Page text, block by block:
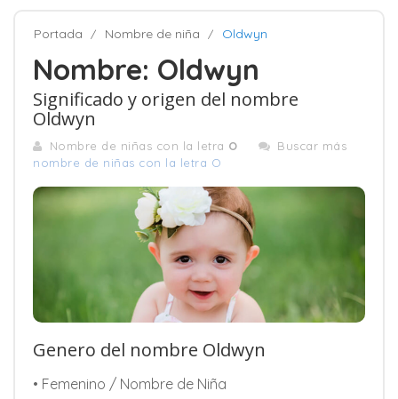
Portada Nombre de niña Oldwyn
Nombre: Oldwyn
Significado y origen del nombre
Oldwyn
Nombre de niñas con la letra O
Buscar más
nombre de niñas con la letra O
Genero del nombre Oldwyn
• Femenino / Nombre de Niña